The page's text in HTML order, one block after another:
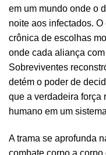
em um mundo onde o
noite aos infectados.
crônica de escolhas
onde cada aliança
Sobreviventes
detém o poder de
que a verdadeira força
humano em um
A trama se aprofunda
combate corpo a